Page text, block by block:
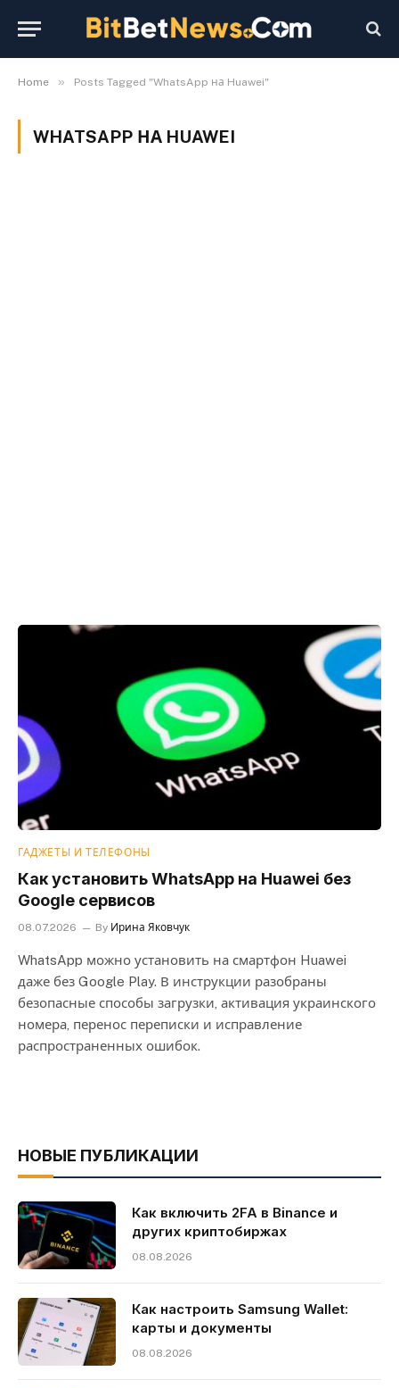
Home » Posts Tagged "WhatsApp на Huawei"
WHATSAPP НА HUAWEI
ГАДЖЕТЫ И ТЕЛЕФОНЫ
Как установить WhatsApp на Huawei без
Google сервисов
08.07.2026 By Ирина Яковчук
WhatsApp можно установить на смартфон Huawei
даже без Google Play. В инструкции разобраны
безопасные способы загрузки, активация украинского
номера, перенос переписки и исправление
распространенных ошибок.
НОВЫЕ ПУБЛИКАЦИИ
Как включить 2FA в Binance и
других криптобиржах
08.08.2026
Как настроить Samsung Wallet:
карты и документы
08.08.2026